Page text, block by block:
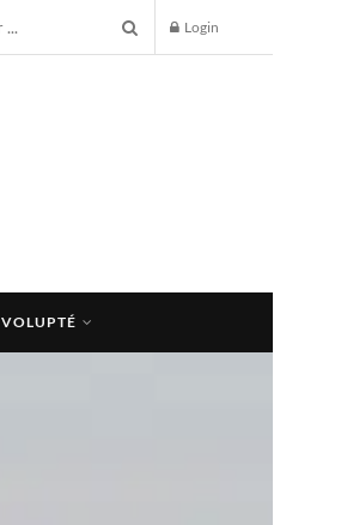
Login
VOLUPTÉ